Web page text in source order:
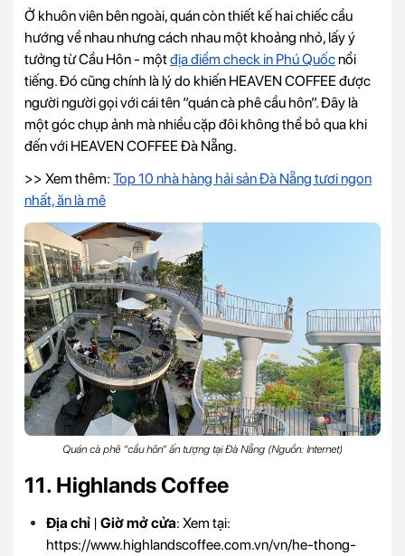
Ở khuôn viên bên ngoài, quán còn thiết kế hai chiếc cầu
hướng về nhau nhưng cách nhau một khoảng nhỏ, lấy ý
tưởng từ Cầu Hôn - mộtđịa điểm check in Phú Quốcnổi
tiếng. Đó cũng chính là lý do khiến HEAVEN COFFEE được
người người gọi với cái tên “quán cà phê cầu hôn”. Đây là
một góc chụp ảnh mà nhiều cặp đôi không thể bỏ qua khi
đến với HEAVEN COFFEE Đà Nẵng.
>> Xem thêm: Top 10 nhà hàng hải sản Đà Nẵng tươi ngon
nhất, ăn là mê
Quán cà phê “cầu hôn” ấn tượng tại Đà Nẵng (Nguồn: Internet)
11. Highlands Coffee
Địa chỉ | Giờ mở cửa: Xem tại:
https://www.highlandscoffee.com.vn/vn/he-thong-